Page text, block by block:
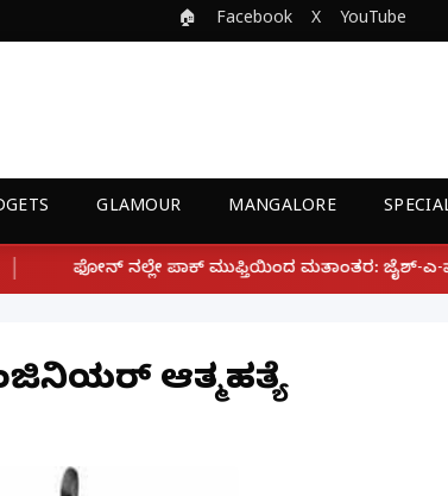
🏠 Facebook X YouTube
GLAMOUR MANGALORE
ಮುಫ್ತಿಯಿಂದ ಮತಾಂತರ: ಜೈಶ್-ಎ-ಮೊಹಮ್ಮದ್ ಉಗ್ರ ಸಂಘಟನೆ
ಆತ್ಮಹತ್ಯೆ